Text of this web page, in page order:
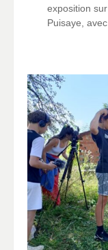
exposition
Puisaye,